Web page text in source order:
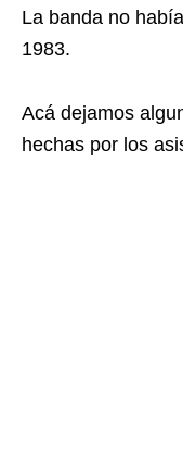
La banda no
1983.
Acá dejamos
hechas por los